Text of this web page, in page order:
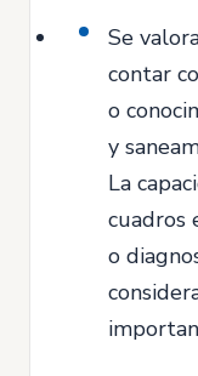
Se
contar
o
y
La
cuadros
o